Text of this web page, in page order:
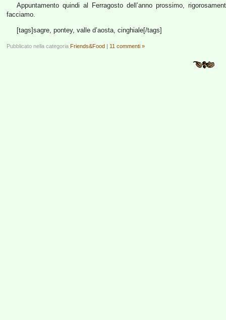
Appuntamento quindi al Ferragosto dell’anno prossimo,
facciamo.
[tags]sagre, pontey, valle d’aosta, cinghiale[/tags]
Pubblicato nella categoria Friends&Food | 11 commenti »